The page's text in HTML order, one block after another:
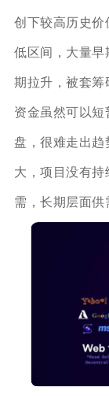
创下较高历史
低区间，大量
期拉升，被套
资金虽然可以
盘，很难走出
大，项目没有
需，长期层面供